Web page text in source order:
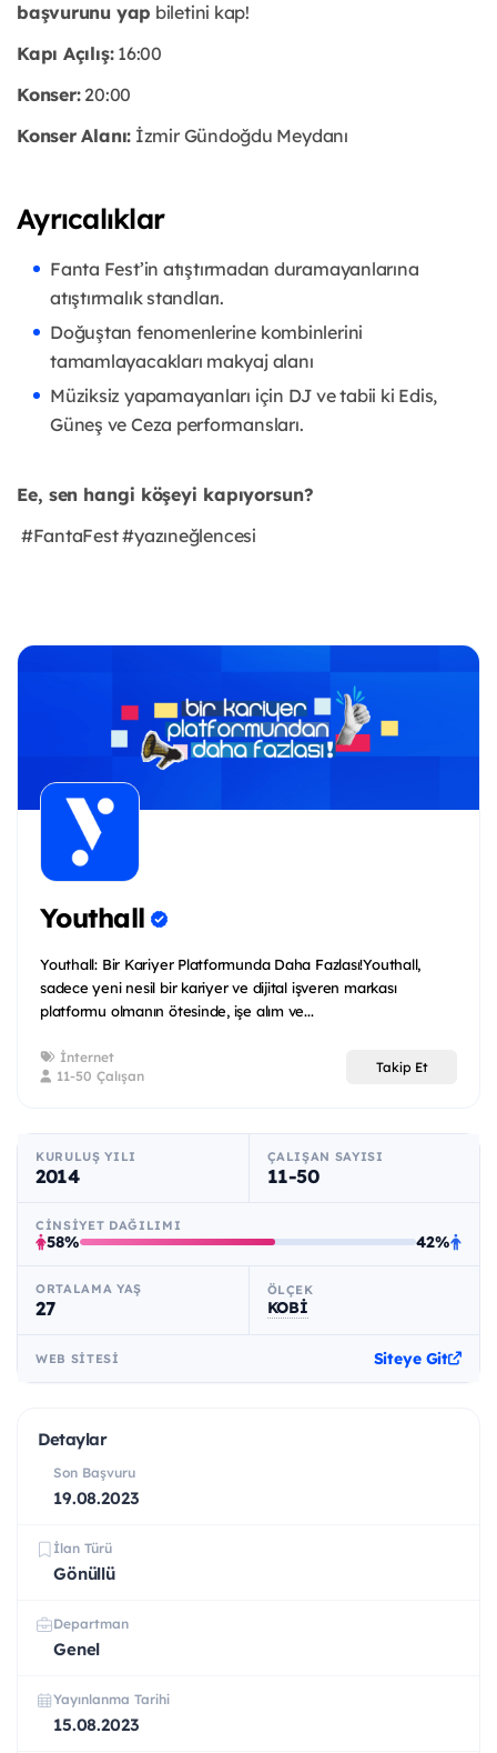
başvurunu yap biletini kap!
Kapı Açılış:16:00
Konser:20:00
Konser Alanı: İzmir Gündoğdu Meydanı
Ayrıcalıklar
Fanta Fest’in atıştırmadan duramayanlarına
atıştırmalık standları.
Doğuştan fenomenlerine kombinlerini
tamamlayacakları makyaj alanı
Müziksiz yapamayanları için DJ ve tabii ki Edis,
Güneş ve Ceza performansları.
Ee, sen hangi köşeyi kapıyorsun?
#FantaFest #yazıneğlencesi
Youthall
Youthall: Bir Kariyer Platformunda Daha Fazlası!Youthall,
sadece yeni nesil bir kariyer ve dijital işveren markası
platformu olmanın ötesinde, işe alım ve...
İnternet
11-50 Çalışan
Takip Et
KURULUŞ YILI
2014
ÇALIŞAN SAYISI
11-50
CINSIYET DAĞILIMI
58% 42%
ORTALAMA YAŞ
27
ÖLÇEK
KOBİ
WEB SITESI Siteye Git
Detaylar
Son Başvuru
19.08.2023
İlan Türü
Gönüllü
Departman
Genel
Yayınlanma Tarihi
15.08.2023